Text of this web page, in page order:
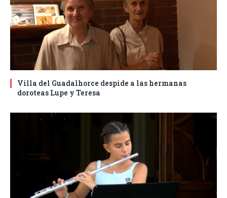
Villa del Guadalhorce despide a las hermanas
doroteas Lupe y Teresa